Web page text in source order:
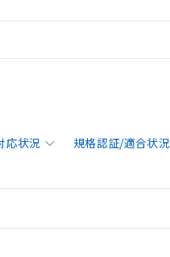
応状況 規格認証/適合状況